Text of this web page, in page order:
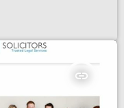
insert_link